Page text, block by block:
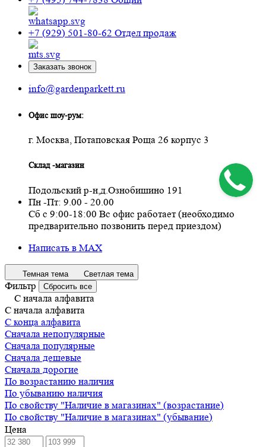
+7 (929) 501-80-62 Отдел продаж
Заказать звонок
info@gardenparkett.ru
Офис шоу-рум:
г. Москва, Потаповская Роща 26 корпус 3
Склад -магазин
Подольский р-н,д.Ознобишино 191
Пн -Пт: 9.00 - 20.00
Сб с 9:00-18:00 Вс офис работает (необходимо
предварительно позвонить перед приездом)
Написать в MAX
Темная тема Светлая тема
Фильтр Сбросить все
С начала алфавита
С начала алфавита
С конца алфавита
Сначала непопулярные
Сначала популярные
Сначала дешевые
Сначала дорогие
По возрастанию наличия
По убыванию наличия
По свойству "Наличие в магазинах" (возрастание)
По свойству "Наличие в магазинах" (убывание)
Цена